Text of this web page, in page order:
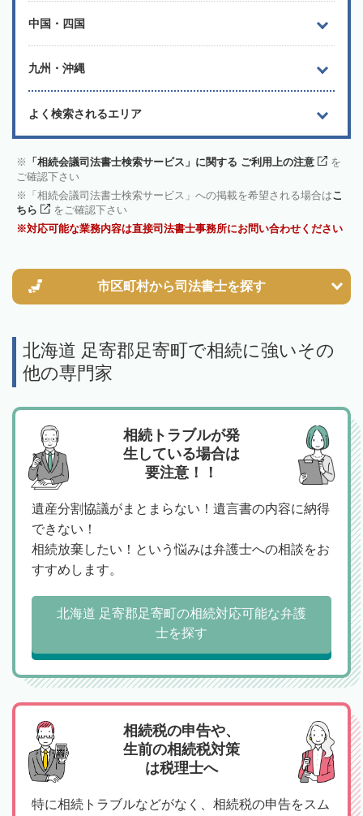
中国・四国
九州・沖縄
よく検索されるエリア
「相続会議司法書士検索サービス」に関する ご利用上の注意
を
ご確認下さい
「相続会議司法書士検索サービス」への掲載を希望される場合はこ
ちら
をご確認下さい
対応可能な業務内容は直接司法書士事務所にお問い合わせください
市区町村から司法書士を探す
北海道 足寄郡足寄町で相続に強いその
他の専門家
相続トラブルが発
生している場合は
要注意！！
遺産分割協議がまとまらない！遺言書の内容に納得
できない！
相続放棄したい！という悩みは弁護士への相談をお
すすめします。
北海道 足寄郡足寄町の相続対応可能な弁護
士を探す
相続税の申告や、
生前の相続税対策
は税理士へ
特に相続トラブルなどがなく、相続税の申告をスム